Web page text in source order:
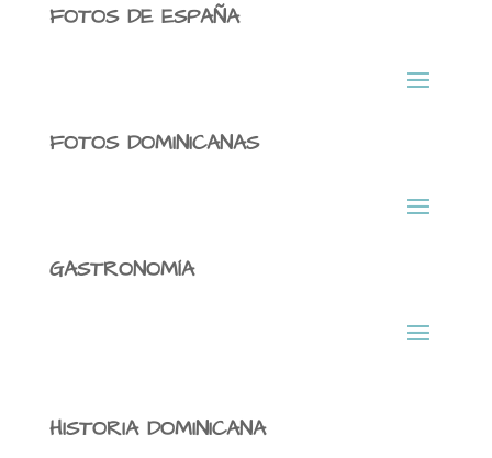
FOTOS DE ESPAÑA
FOTOS DOMINICANAS
GASTRONOMÍA
HISTORIA DOMINICANA